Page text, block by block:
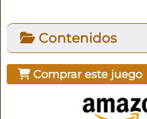
Contenidos
Comprar este juego